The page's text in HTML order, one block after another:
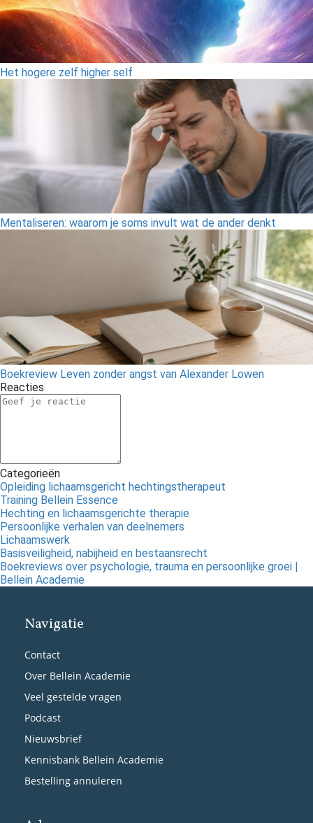
Het hogere zelf higher self
Mentaliseren: waarom je soms invult wat de ander denkt
Boekreview Leven zonder angst van Alexander Lowen
Reacties
Categorieën
Opleiding lichaamsgericht hechtingstherapeut
Training Bellein Essence
Hechting en lichaamsgerichte therapie
Persoonlijke verhalen van deelnemers
Lichaamswerk
Basisveiligheid, nabijheid en bestaansrecht
Boekreviews over psychologie, trauma en persoonlijke groei |
Bellein Academie
Navigatie
Contact
Over Bellein Academie
Veel gestelde vragen
Podcast
Nieuwsbrief
Kennisbank Bellein Academie
Bestelling annuleren